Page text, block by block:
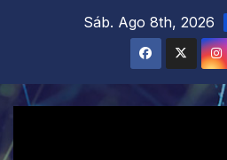
Sáb. Ago 8th, 2026